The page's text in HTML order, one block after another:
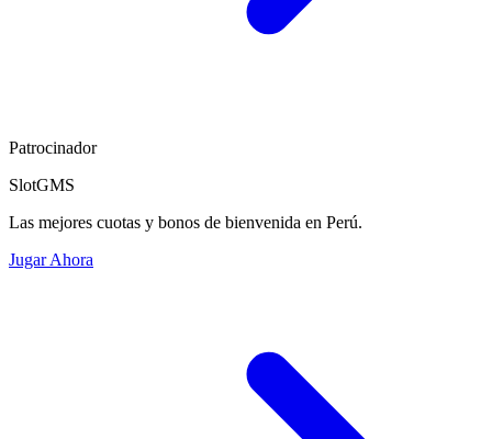
Patrocinador
SlotGMS
Las mejores cuotas y bonos de bienvenida en Perú.
Jugar Ahora